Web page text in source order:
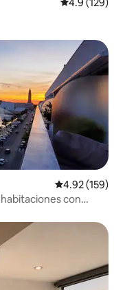
Calificación
4.92 (159)
con